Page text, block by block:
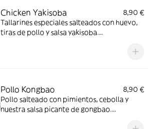
Chicken Yakisoba
8,90 €
Tallarines especiales salteados con huevo,
tiras de pollo y salsa yakisoba.
Pollo Kongbao
8,90 €
Pollo salteado con pimientos, cebolla y
nuestra salsa picante de gongbao.